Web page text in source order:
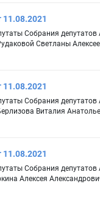
Собрания
Светланы
Собрания
Виталия
Собрания
Алексея